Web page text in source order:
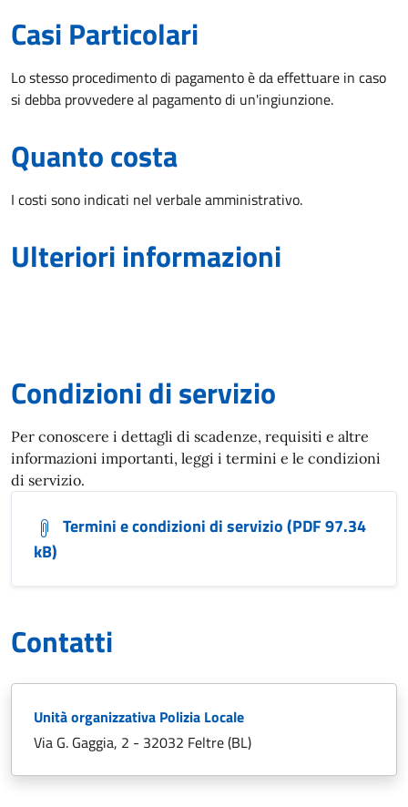
Casi Particolari
Lo stesso procedimento di pagamento è da effettuare in caso
si debba provvedere al pagamento di un'ingiunzione.
Quanto costa
I costi sono indicati nel verbale amministrativo.
Ulteriori informazioni
Condizioni di servizio
Per conoscere i dettagli di scadenze, requisiti e altre
informazioni importanti, leggi i termini e le condizioni
di servizio.
Termini e condizioni di servizio (PDF 97.34
kB)
Contatti
Unità organizzativa Polizia Locale
Via G. Gaggia, 2 - 32032 Feltre (BL)